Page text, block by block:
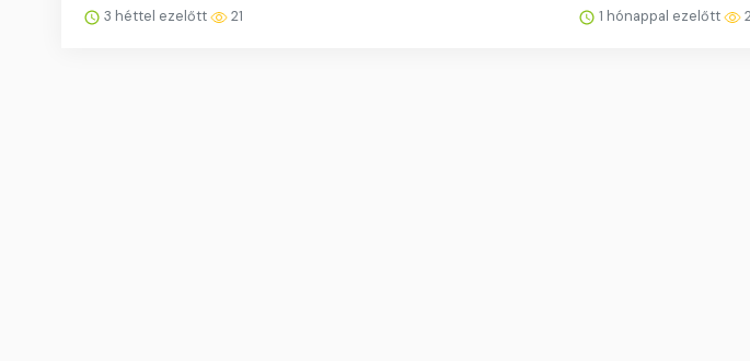
3 héttel ezelőtt 21 1 hónappal ezelőtt